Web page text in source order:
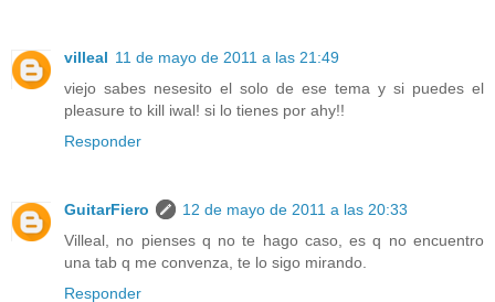
villeal 11 de mayo de 2011 a las 21:49
viejo sabes nesesito el solo de ese tema y si puedes el
pleasure to kill iwal! si lo tienes por ahy!!
Responder
GuitarFiero
12 de mayo de 2011 a las 20:33
Villeal, no pienses q no te hago caso, es q no encuentro
una tab q me convenza, te lo sigo mirando.
Responder